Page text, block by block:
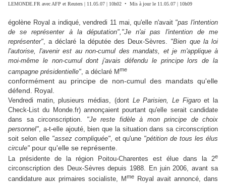
LEMONDE.FR avec AFP et Reuters | 11.05.07 | 10h02 • Mis à jour le 11.05.07 | 10h09
égolène Royal a indiqué, vendredi 11 mai, qu'elle n'avait "pas l'intention
de se représenter à la députation", "Je n'ai pas l'intention de me
représenter", a déclaré la députée des Deux-Sèvres. "Bien que la loi
l'autorise, l'avenir est au non-cumul des mandats, et je m'applique à
moi-même le non-cumul dont j'avais défendu le principe lors de la
campagne présidentielle" , a déclaré Mme
conformément au principe de non-cumul des mandats qu'elle
défend. Royal.
Vendredi matin, plusieurs médias, (dont Le Parisien, Le Figaroet la
Check-List du Monde.fr) annonçaient pourtant qu'elle serait candidate
dans sa circonscription. "Je reste fidèle à mon principe de choix
personnel" , a-t-elle ajouté, bien que la situation dans sa circonscription
soit selon elle "assez compliquée", et qu'une "pétition de tous les élus
circule" pour qu'elle se représente.
La présidente de la région Poitou-Charentes est élue dans la 2e
circonscription des Deux-Sèvres depuis 1988. En juin 2006, avant sa
candidature aux primaires socialiste, Mme
Royal avait annoncé, dans